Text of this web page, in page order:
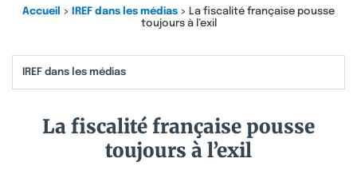
Accueil > IREF dans les médias > La fiscalité française pousse
toujours à l’exil
IREF dans les médias
La fiscalité française pousse
toujours à l’exil